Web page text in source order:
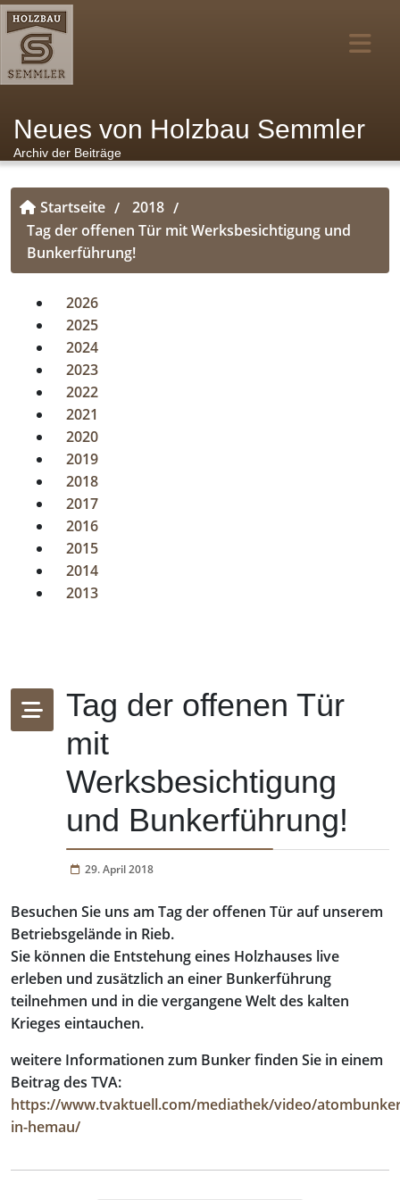
Neues von Holzbau Semmler
Archiv der Beiträge
Startseite / 2018 /
Tag der offenen Tür mit Werksbesichtigung und
Bunkerführung!
2026
2025
2024
2023
2022
2021
2020
2019
2018
2017
2016
2015
2014
2013
Tag der offenen Tür
mit
Werksbesichtigung
und Bunkerführung!
29. April 2018
Besuchen Sie uns am Tag der offenen Tür auf unserem
Betriebsgelände in Rieb.
Sie können die Entstehung eines Holzhauses live
erleben und zusätzlich an einer Bunkerführung
teilnehmen und in die vergangene Welt des kalten
Krieges eintauchen.
weitere Informationen zum Bunker finden Sie in einem
Beitrag des TVA:
https://www.tvaktuell.com/mediathek/video/
in-hemau/